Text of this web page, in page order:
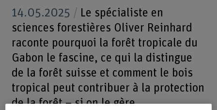
14.05.2025
Le spécialiste en
sciences forestières Oliver Reinhard
raconte pourquoi la forêt tropicale du
Gabon le fascine, ce qui la distingue
de la forêt suisse et comment le bois
tropical peut contribuer à la protection
de la forêt – si on le gère